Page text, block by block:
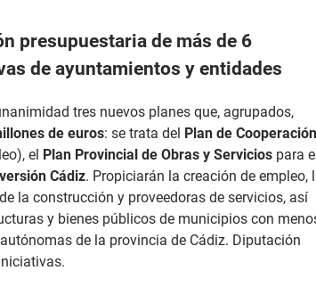
presupuestaria de más de 6
de ayuntamientos y entidades
tres nuevos planes que, agrupados,
de euros: se trata del Plan de Cooperación
el Plan Provincial de Obras y Servicios para
Cádiz. Propiciarán la creación de empleo,
la construcción y proveedoras de servicios, así
y bienes públicos de municipios con
de la provincia de Cádiz. Diputación